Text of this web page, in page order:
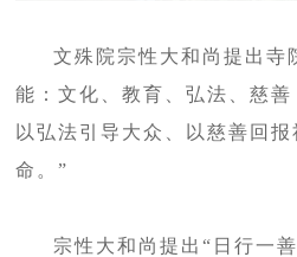
文殊院宗性大和尚提出寺
能：文化、教育、弘法、慈善
以弘法引导大众、以慈善回
命。”
宗性大和尚提出“日行一